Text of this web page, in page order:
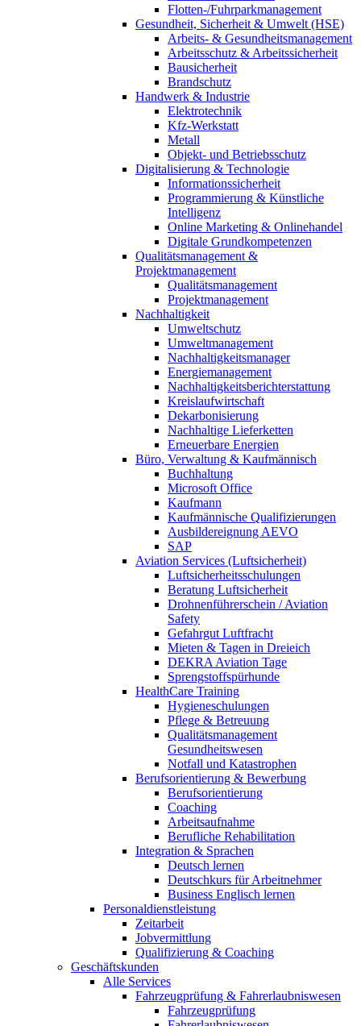
Flotten-/Fuhrparkmanagement
Gesundheit, Sicherheit & Umwelt (HSE)
Arbeits- & Gesundheitsmanagement
Arbeitsschutz & Arbeitssicherheit
Bausicherheit
Brandschutz
Handwerk & Industrie
Elektrotechnik
Kfz-Werkstatt
Metall
Objekt- und Betriebsschutz
Digitalisierung & Technologie
Informationssicherheit
Programmierung & Künstliche
Intelligenz
Online Marketing & Onlinehandel
Digitale Grundkompetenzen
Qualitätsmanagement &
Projektmanagement
Qualitätsmanagement
Projektmanagement
Nachhaltigkeit
Umweltschutz
Umweltmanagement
Nachhaltigkeitsmanager
Energiemanagement
Nachhaltigkeitsberichterstattung
Kreislaufwirtschaft
Dekarbonisierung
Nachhaltige Lieferketten
Erneuerbare Energien
Büro, Verwaltung & Kaufmännisch
Buchhaltung
Microsoft Office
Kaufmann
Kaufmännische Qualifizierungen
Ausbildereignung AEVO
SAP
Aviation Services (Luftsicherheit)
Luftsicherheitsschulungen
Beratung Luftsicherheit
Drohnenführerschein / Aviation
Safety
Gefahrgut Luftfracht
Mieten & Tagen in Dreieich
DEKRA Aviation Tage
Sprengstoffspürhunde
HealthCare Training
Hygieneschulungen
Pflege & Betreuung
Qualitätsmanagement
Gesundheitswesen
Notfall und Katastrophen
Berufsorientierung & Bewerbung
Berufsorientierung
Coaching
Arbeitsaufnahme
Berufliche Rehabilitation
Integration & Sprachen
Deutsch lernen
Deutschkurs für Arbeitnehmer
Business Englisch lernen
Personaldienstleistung
Zeitarbeit
Jobvermittlung
Qualifizierung & Coaching
Geschäftskunden
Alle Services
Fahrzeugprüfung & Fahrerlaubniswesen
Fahrzeugprüfung